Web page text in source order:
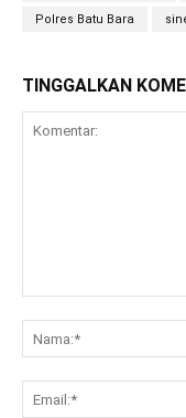
Polres Batu Bara
TINGGALKAN